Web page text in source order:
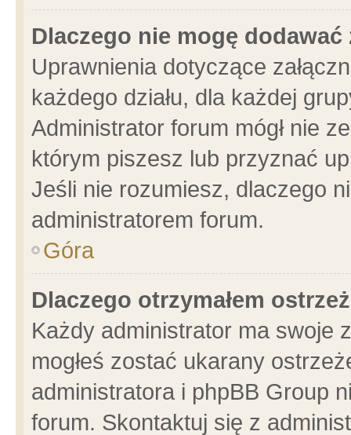
Dlaczego nie mogę dodawać
Uprawnienia dotyczące
każdego działu, dla każdej
Administrator forum mógł nie
którym piszesz lub przyznać
Jeśli nie rozumiesz, dlaczego
administratorem forum.
Góra
Dlaczego otrzymałem
Każdy administrator ma swoje
mogłeś zostać ukarany
administratora i phpBB Group
forum. Skontaktuj się z